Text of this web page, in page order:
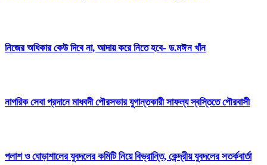
নিজের অধিকার কেউ দিবে না, আদায় করে নিতে হবে- ড.মঈন খাঁন
নাগরিক সেবা প্রদানে মাধবদী পৌরসভার যুগান্তকারী সাফল্য স্বস্তিতে পৌরবাসী
পলাশ ও ঘোড়াশালের যুবদলের কমিটি নিয়ে বিভ্রান্তি, কেন্দ্রীয় যুবদলের সতর্কবার্তা